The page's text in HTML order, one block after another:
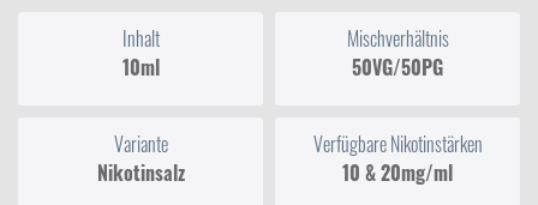
Inhalt
10ml
Mischverhältnis
50VG/50PG
Variante
Nikotinsalz
Verfügbare Nikotinstärken
10 & 20mg/ml